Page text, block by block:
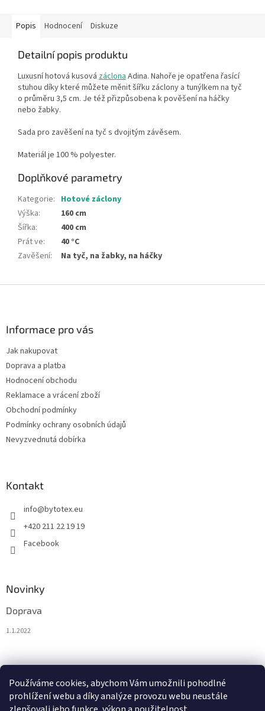
Používáme cookies, abychom Vám umožnili pohodlné
prohlížení webu a díky analýze provozu webu neustále
Popis Hodnocení Diskuze
Detailní popis produktu
Luxusní hotová kusová záclonaAdina. Nahoře je opatřena řasící
stuhou díky které můžete měnit šířku záclony a tunýlkem na tyč
o průměru 3,5 cm. Je též přizpůsobena k pověšení na háčky
nebo žabky.
Sada pro zavěšení na tyč s dvojitým závěsem.
Materiál je 100 % polyester.
Doplňkové parametry
Kategorie: Hotové záclony
Výška:
160 cm
Šířka:
400 cm
Prát ve:
40 °C
Zavěšení: Na tyč, na žabky, na háčky
Informace pro vás
Jak nakupovat
Doprava a platba
Hodnocení obchodu
Reklamace a vrácení zboží
Obchodní podmínky
Podmínky ochrany osobních údajů
Nevyzvednutá dobírka
Kontakt
info@bytotex.eu
+420 211 22 19 19
Facebook
Novinky
Doprava
1.1.2022
0KS /0 €